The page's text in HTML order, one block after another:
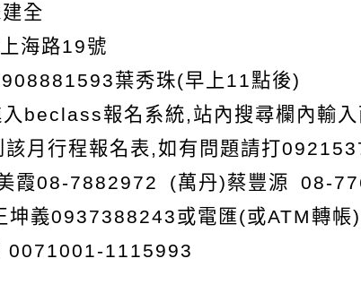
全
上海路19號
葉秀珠(早上11點後)
beclass報名系統,站內搜尋欄內輸
月行程報名表,如有問題請打
霞08-7882972 (萬丹)蔡豐源 08-
坤義0937388243或電匯(或ATM轉帳
0071001-1115993